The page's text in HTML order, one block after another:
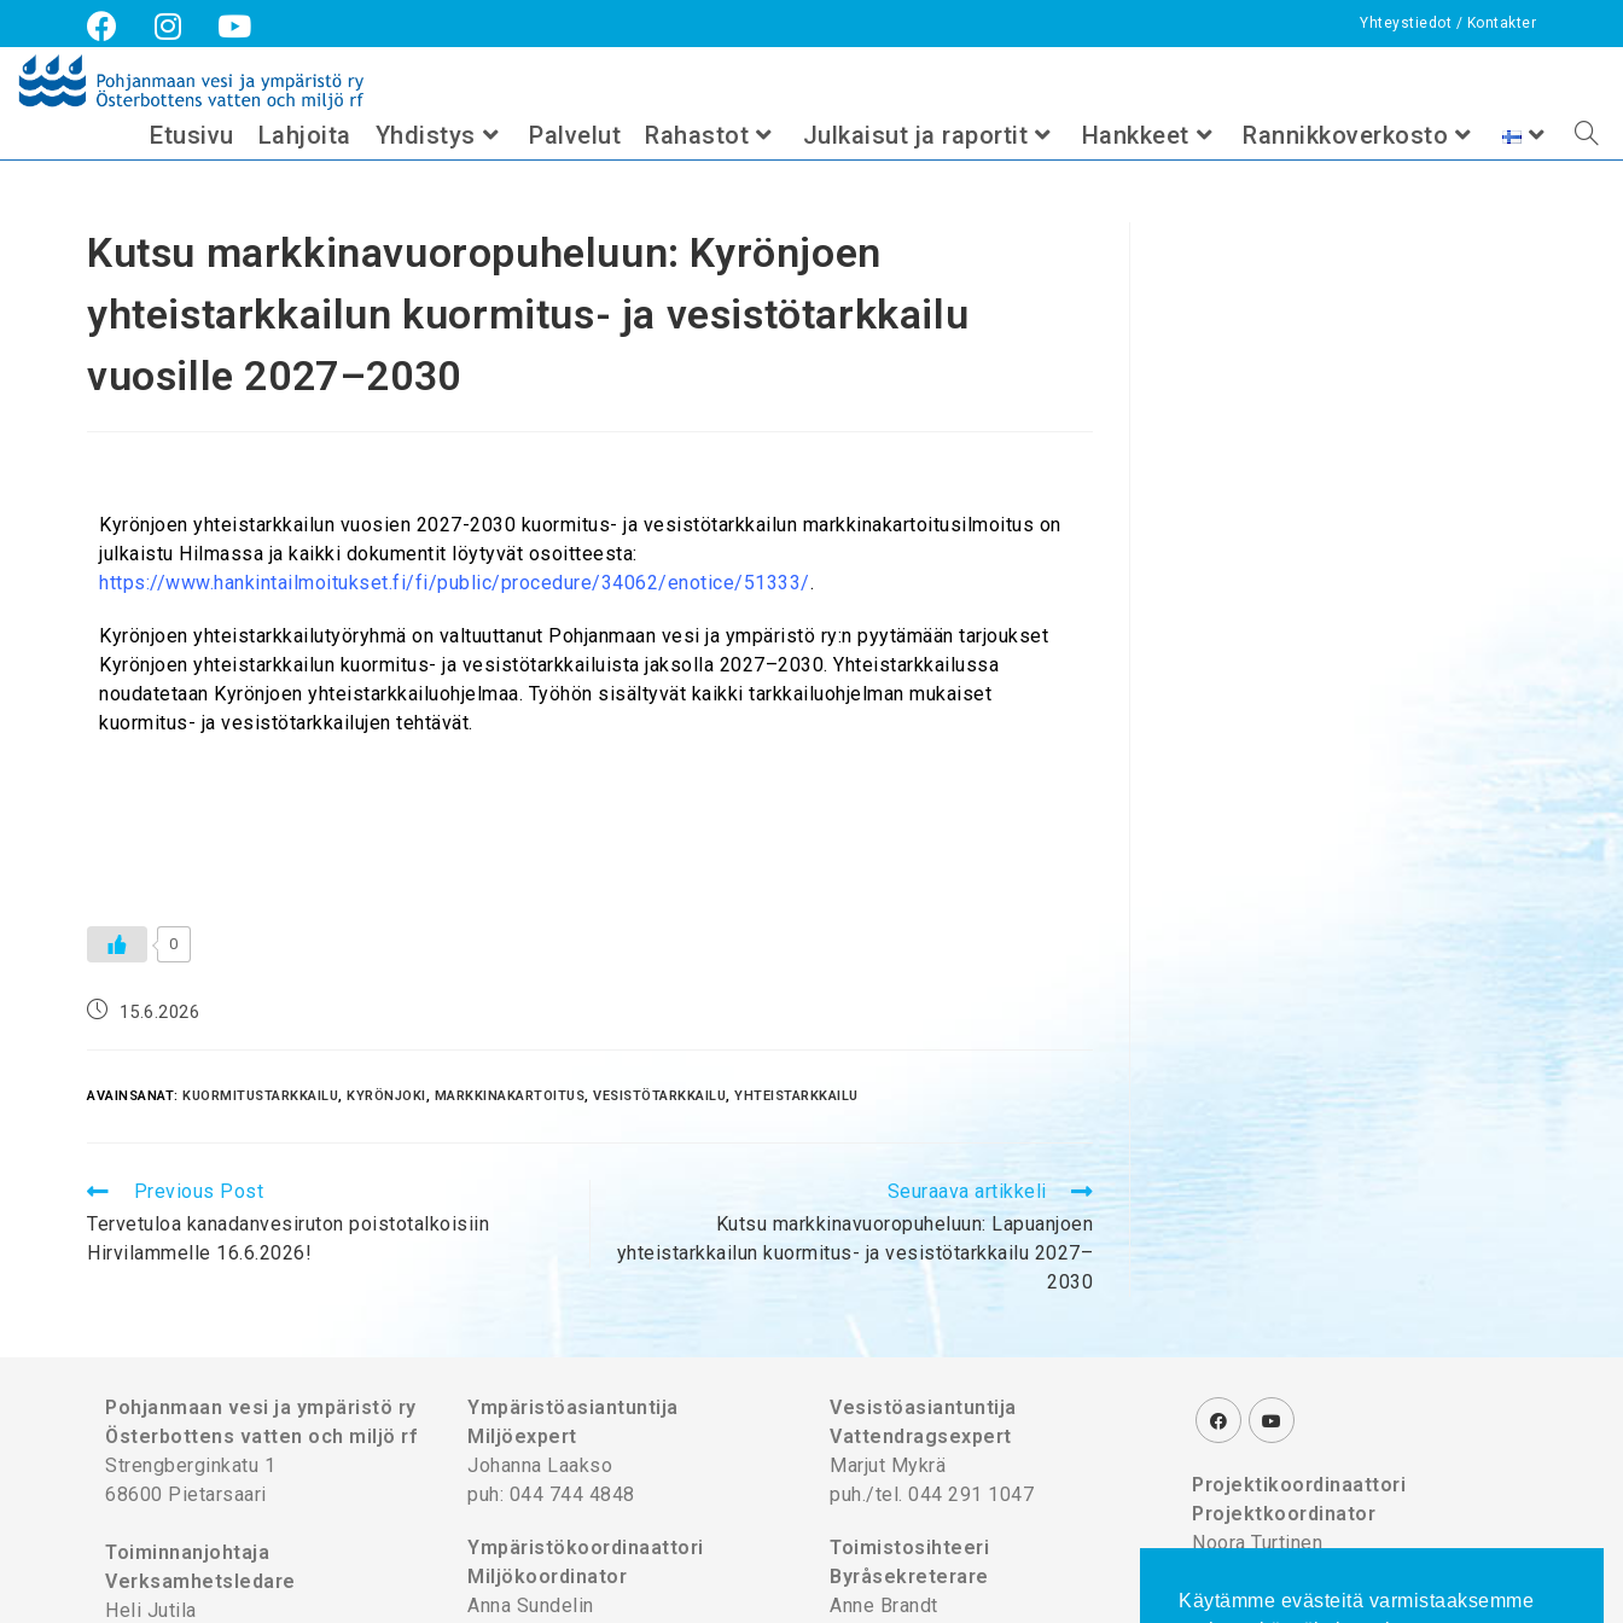
Yhteystiedot / Kontakter
Etusivu Lahjoita Yhdistys Palvelut Rahastot Julkaisut ja raportit Hankkeet Rannikkoverkosto
2030
Kutsu markkinavuoropuheluun: Kyrönjoen
yhteistarkkailun kuormitus- ja vesistötarkkailu
vuosille 2027–2030
Kyrönjoen yhteistarkkailun vuosien 2027-2030 kuormitus- ja vesistötarkkailun markkinakartoitusilmoitus on
julkaistu Hilmassa ja kaikki dokumentit löytyvät osoitteesta:
https://www.hankintailmoitukset.fi/fi/public/procedure/34062/enotice/51333/.
Kyrönjoen yhteistarkkailutyöryhmä on valtuuttanut Pohjanmaan vesi ja ympäristö ry:n pyytämään tarjoukset
Kyrönjoen yhteistarkkailun kuormitus- ja vesistötarkkailuista jaksolla 2027–2030. Yhteistarkkailussa
noudatetaan Kyrönjoen yhteistarkkailuohjelmaa. Työhön sisältyvät kaikki tarkkailuohjelman mukaiset
kuormitus- ja vesistötarkkailujen tehtävät.
0
15.6.2026
AVAINSANAT: KUORMITUSTARKKAILU, KYRÖNJOKI, MARKKINAKARTOITUS, VESISTÖTARKKAILU, YHTEISTARKKAILU
Previous Post
Tervetuloa kanadanvesiruton poistotalkoisiin
Hirvilammelle 16.6.2026!
Seuraava artikkeli
Kutsu markkinavuoropuheluun: Lapuanjoen
yhteistarkkailun kuormitus- ja vesistötarkkailu 2027–
2030
Pohjanmaan vesi ja ympäristö ry
Österbottens vatten och miljö rf
Strengberginkatu 1
68600 Pietarsaari
Toiminnanjohtaja
Verksamhetsledare
Heli Jutila
Ympäristöasiantuntija
Miljöexpert
Johanna Laakso
puh: 044 744 4848
Ympäristökoordinaattori
Miljökoordinator
Anna Sundelin
Vesistöasiantuntija
Vattendragsexpert
Marjut Mykrä
puh./tel. 044 291 1047
Toimistosihteeri
Byråsekreterare
Anne Brandt
Projektikoordinaattori
Projektkoordinator
Noora Turtinen
Käytämme evästeitä varmistaaksemme